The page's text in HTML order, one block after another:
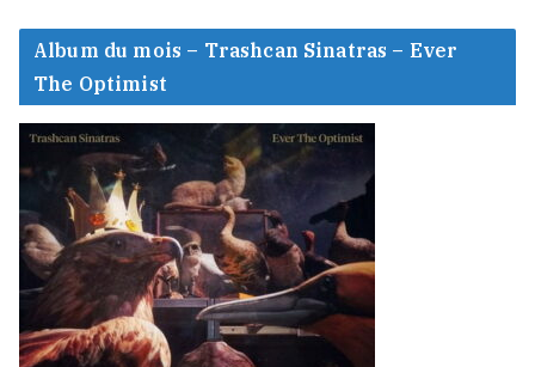
Album du mois – Trashcan Sinatras – Ever
The Optimist